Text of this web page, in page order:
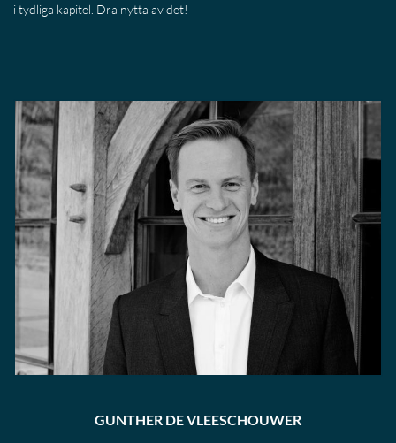
i tydliga kapitel. Dra nytta av det!
GUNTHER DE VLEESCHOUWER